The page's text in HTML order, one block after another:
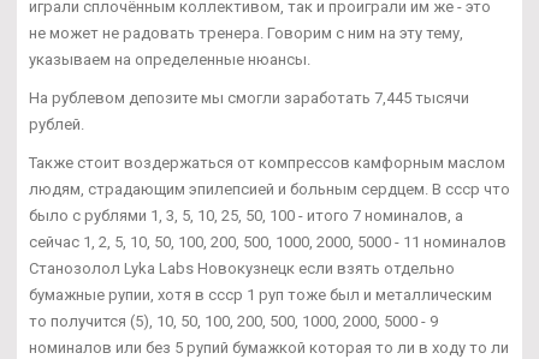
играли сплочённым коллективом, так и проиграли им же - это
не может не радовать тренера. Говорим с ним на эту тему,
указываем на определенные нюансы.
На рублевом депозите мы смогли заработать 7,445 тысячи
рублей.
Также стоит воздержаться от компрессов камфорным маслом
людям, страдающим эпилепсией и больным сердцем. В ссср что
было с рублями 1, 3, 5, 10, 25, 50, 100 - итого 7 номиналов, а
сейчас 1, 2, 5, 10, 50, 100, 200, 500, 1000, 2000, 5000 - 11 номиналов
Станозолол Lyka Labs Новокузнецк если взять отдельно
бумажные рупии, хотя в ссср 1 руп тоже был и металлическим
то получится (5), 10, 50, 100, 200, 500, 1000, 2000, 5000 - 9
номиналов или без 5 рупий бумажкой которая то ли в ходу то ли